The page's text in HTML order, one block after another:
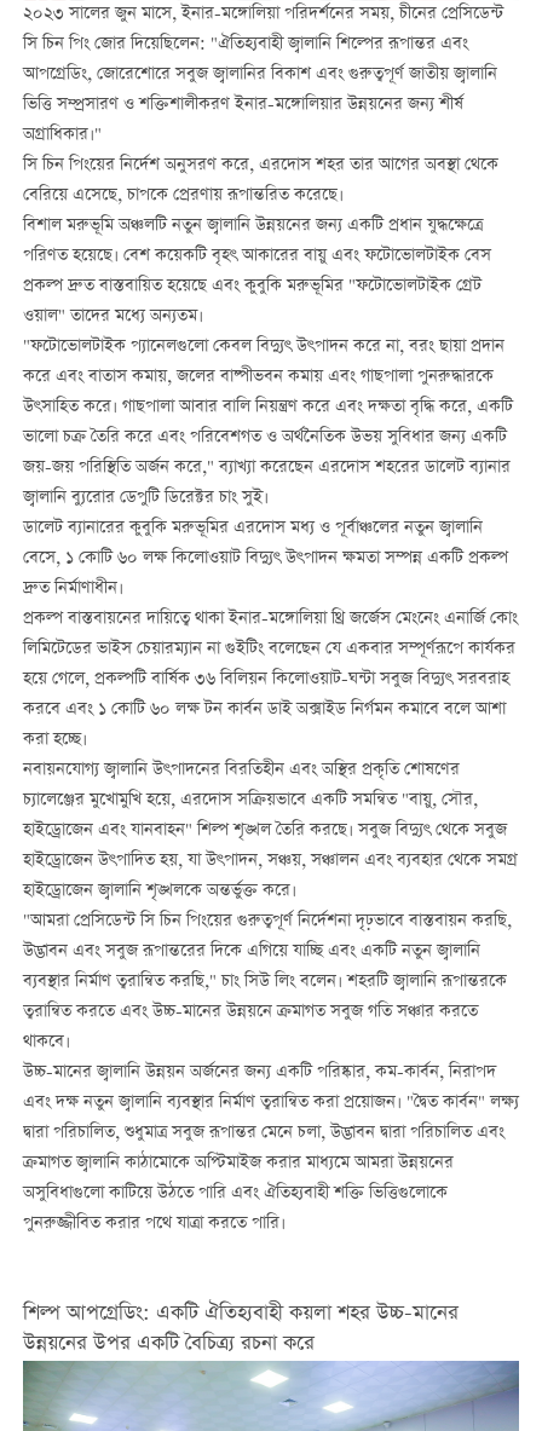
২০২৩ সালের জুন মাসে, ইনার-মঙ্গোলিয়া পরিদর্শনের সময়, চীনের প্রেসিডেন্ট
সি চিন পিং জোর দিয়েছিলেন: "ঐতিহ্যবাহী জ্বালানি শিল্পের রূপান্তর এবং
আপগ্রেডিং, জোরেশোরে সবুজ জ্বালানির বিকাশ এবং গুরুত্বপূর্ণ জাতীয় জ্বালানি
ভিত্তি সম্প্রসারণ ও শক্তিশালীকরণ ইনার-মঙ্গোলিয়ার উন্নয়নের জন্য শীর্ষ
অগ্রাধিকার।"
সি চিন পিংয়ের নির্দেশ অনুসরণ করে, এরদোস শহর তার আগের অবস্থা থেকে
বেরিয়ে এসেছে, চাপকে প্রেরণায় রূপান্তরিত করেছে।
বিশাল মরুভূমি অঞ্চলটি নতুন জ্বালানি উন্নয়নের জন্য একটি প্রধান যুদ্ধক্ষেত্রে
পরিণত হয়েছে। বেশ কয়েকটি বৃহৎ আকারের বায়ু এবং ফটোভোলটাইক বেস
প্রকল্প দ্রুত বাস্তবায়িত হয়েছে এবং কুবুকি মরুভূমির "ফটোভোলটাইক গ্রেট
ওয়াল" তাদের মধ্যে অন্যতম।
"ফটোভোলটাইক প্যানেলগুলো কেবল বিদ্যুৎ উৎপাদন করে না, বরং ছায়া প্রদান
করে এবং বাতাস কমায়, জলের বাষ্পীভবন কমায় এবং গাছপালা পুনরুদ্ধারকে
উৎসাহিত করে। গাছপালা আবার বালি নিয়ন্ত্রণ করে এবং দক্ষতা বৃদ্ধি করে, একটি
ভালো চক্র তৈরি করে এবং পরিবেশগত ও অর্থনৈতিক উভয় সুবিধার জন্য একটি
জয়-জয় পরিস্থিতি অর্জন করে," ব্যাখ্যা করেছেন এরদোস শহরের ডালেট ব্যানার
জ্বালানি ব্যুরোর ডেপুটি ডিরেক্টর চাং সুই।
ডালেট ব্যানারের কুবুকি মরুভূমির এরদোস মধ্য ও পূর্বাঞ্চলের নতুন জ্বালানি
বেসে, ১ কোটি ৬০ লক্ষ কিলোওয়াট বিদ্যুৎ উৎপাদন ক্ষমতা সম্পন্ন একটি প্রকল্প
দ্রুত নির্মাণাধীন।
প্রকল্প বাস্তবায়নের দায়িত্বে থাকা ইনার-মঙ্গোলিয়া থ্রি জর্জেস মেংনেং এনার্জি কোং
লিমিটেডের ভাইস চেয়ারম্যান না গুইটিং বলেছেন যে একবার সম্পূর্ণরূপে কার্যকর
হয়ে গেলে, প্রকল্পটি বার্ষিক ৩৬ বিলিয়ন কিলোওয়াট-ঘন্টা সবুজ বিদ্যুৎ সরবরাহ
করবে এবং ১ কোটি ৬০ লক্ষ টন কার্বন ডাই অক্সাইড নির্গমন কমাবে বলে আশা
করা হচ্ছে।
নবায়নযোগ্য জ্বালানি উৎপাদনের বিরতিহীন এবং অস্থির প্রকৃতি শোষণের
চ্যালেঞ্জের মুখোমুখি হয়ে, এরদোস সক্রিয়ভাবে একটি সমন্বিত "বায়ু, সৌর,
হাইড্রোজেন এবং যানবাহন" শিল্প শৃঙ্খল তৈরি করছে। সবুজ বিদ্যুৎ থেকে সবুজ
হাইড্রোজেন উৎপাদিত হয়, যা উৎপাদন, সঞ্চয়, সঞ্চালন এবং ব্যবহার থেকে সমগ্র
হাইড্রোজেন জ্বালানি শৃঙ্খলকে অন্তর্ভুক্ত করে।
"আমরা প্রেসিডেন্ট সি চিন পিংয়ের গুরুত্বপূর্ণ নির্দেশনা দৃঢ়ভাবে বাস্তবায়ন করছি,
উদ্ভাবন এবং সবুজ রূপান্তরের দিকে এগিয়ে যাচ্ছি এবং একটি নতুন জ্বালানি
ব্যবস্থার নির্মাণ ত্বরান্বিত করছি," চাং সিউ লিং বলেন। শহরটি জ্বালানি রূপান্তরকে
ত্বরান্বিত করতে এবং উচ্চ-মানের উন্নয়নে ক্রমাগত সবুজ গতি সঞ্চার করতে
থাকবে।
উচ্চ-মানের জ্বালানি উন্নয়ন অর্জনের জন্য একটি পরিষ্কার, কম-কার্বন, নিরাপদ
এবং দক্ষ নতুন জ্বালানি ব্যবস্থার নির্মাণ ত্বরান্বিত করা প্রয়োজন। "দ্বৈত কার্বন" লক্ষ্য
দ্বারা পরিচালিত, শুধুমাত্র সবুজ রূপান্তর মেনে চলা, উদ্ভাবন দ্বারা পরিচালিত এবং
ক্রমাগত জ্বালানি কাঠামোকে অপ্টিমাইজ করার মাধ্যমে আমরা উন্নয়নের
অসুবিধাগুলো কাটিয়ে উঠতে পারি এবং ঐতিহ্যবাহী শক্তি ভিত্তিগুলোকে
পুনরুজ্জীবিত করার পথে যাত্রা করতে পারি।
শিল্প আপগ্রেডিং: একটি ঐতিহ্যবাহী কয়লা শহর উচ্চ-মানের
উন্নয়নের উপর একটি বৈচিত্র্য রচনা করে